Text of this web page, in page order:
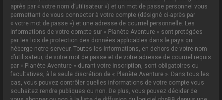
après par « votre nom d’utilisateur ») et un mot de passe personnel vous
permettant de vous connecter à votre compte (désigné ci-après par
« votre mot de passe ») et une adresse de courriel personnelle. Les
informations de votre compte sur « Planète Aventure » sont protégées
par les lois de protection des données applicables dans le pays qui
héberge notre serveur. Toutes les informations, en-dehors de votre nom
d’utilisateur, de votre mot de passe et de votre adresse de courriel requis
par « Planète Aventure » durant votre inscription, sont obligatoires ou
facultatives, à la seule discrétion de « Planète Aventure ». Dans tous les
cas, vous pouvez contrôler quelles informations de votre compte vous
souhaitez rendre publiques ou non. De plus, vous pouvez décider de